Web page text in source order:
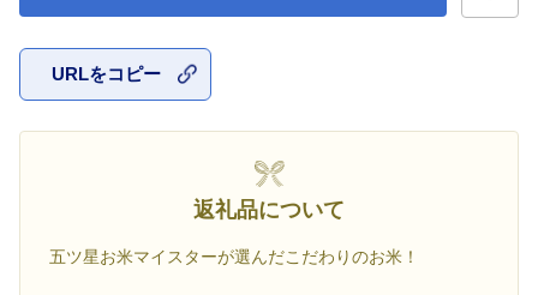
URLをコピー
返礼品について
五ツ星お米マイスターが選んだこだわりのお米！